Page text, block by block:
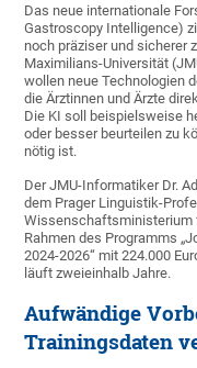
Das neue internationale
Gastroscopy Intelligence)
noch präziser und sicherer
Maximilians-Universität
wollen neue Technologien
die Ärztinnen und Ärzte
Die KI soll beispielsweise
oder besser beurteilen zu
nötig ist.
Der JMU-Informatiker Dr.
dem Prager Linguistik-
Wissenschaftsministerium
Rahmen des Programms
2024-2026“ mit 224.000
läuft zweieinhalb Jahre.
Aufwändige
Trainingsdaten